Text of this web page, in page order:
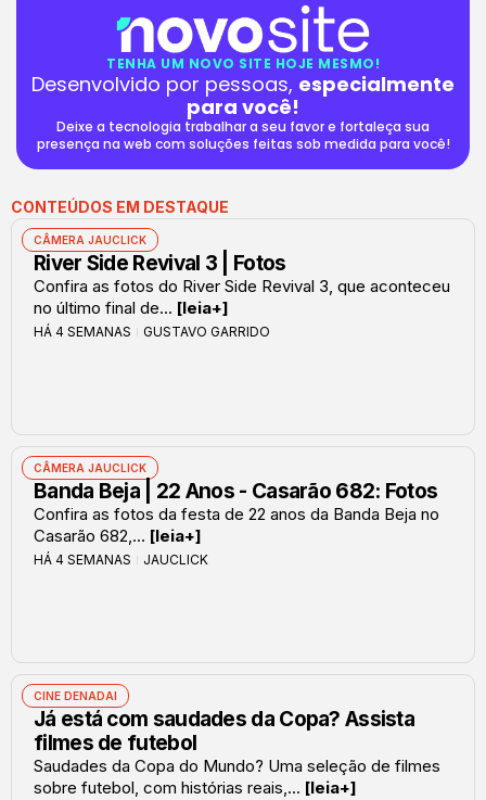
TENHA UM NOVO SITE HOJE MESMO!
Desenvolvido por pessoas, especialmente
para você!
Deixe a tecnologia trabalhar a seu favor e fortaleça sua
presença na web com soluções feitas sob medida para você!
CONTEÚDOS EM DESTAQUE
CÂMERA JAUCLICK
River Side Revival 3 | Fotos
Confira as fotos do River Side Revival 3, que aconteceu
no último final de... [leia+]
HÁ 4 SEMANAS GUSTAVO GARRIDO
CÂMERA JAUCLICK
Banda Beja | 22 Anos - Casarão 682: Fotos
Confira as fotos da festa de 22 anos da Banda Beja no
Casarão 682,... [leia+]
HÁ 4 SEMANAS JAUCLICK
CINE DENADAI
Já está com saudades da Copa? Assista
filmes de futebol
Saudades da Copa do Mundo? Uma seleção de filmes
sobre futebol, com histórias reais,... [leia+]